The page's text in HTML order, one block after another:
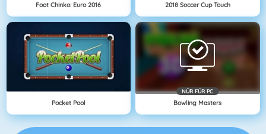
Foot Chinko: Euro 2016 2018 Soccer Cup Touch
Pocket Pool
NÜR FÜR PC
Bowling Masters